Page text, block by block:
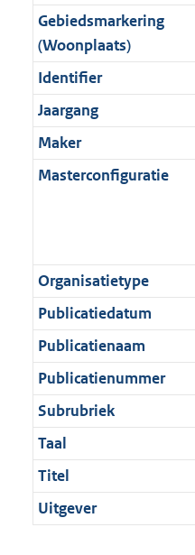
o
r
m
a
a
t
f
o
r
m
a
a
t
n
f
o
r
m
a
a
t
i
n
f
o
r
m
a
a
Gebiedsmarkering
(Woonplaats)
Identifier
Jaargang
Maker
Masterconfiguratie
Organisatietype
Publicatiedatum
Publicatienaam
Publicatienummer
Subrubriek
Taal
Titel
Uitgever